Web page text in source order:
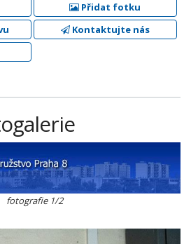
Přidat fotku
Kontaktujte nás
fotografie 1/2